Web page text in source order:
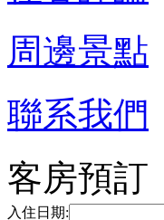
周邊景點
聯系我們
客房預訂
入住日期: